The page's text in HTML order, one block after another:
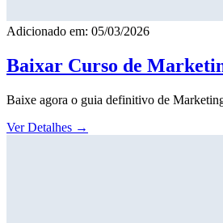
Adicionado em: 05/03/2026
Baixar Curso de
Baixe agora o guia definitivo de
Ver Detalhes →